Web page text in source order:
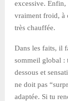
excessive.
vraiment froid, à
très chauffée.
Dans les faits, il
sommeil global :
dessous et
ne doit pas
adaptée. Si tu